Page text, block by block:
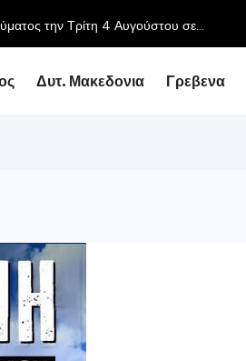
Δυτ. Μακεδονια Γρεβενα